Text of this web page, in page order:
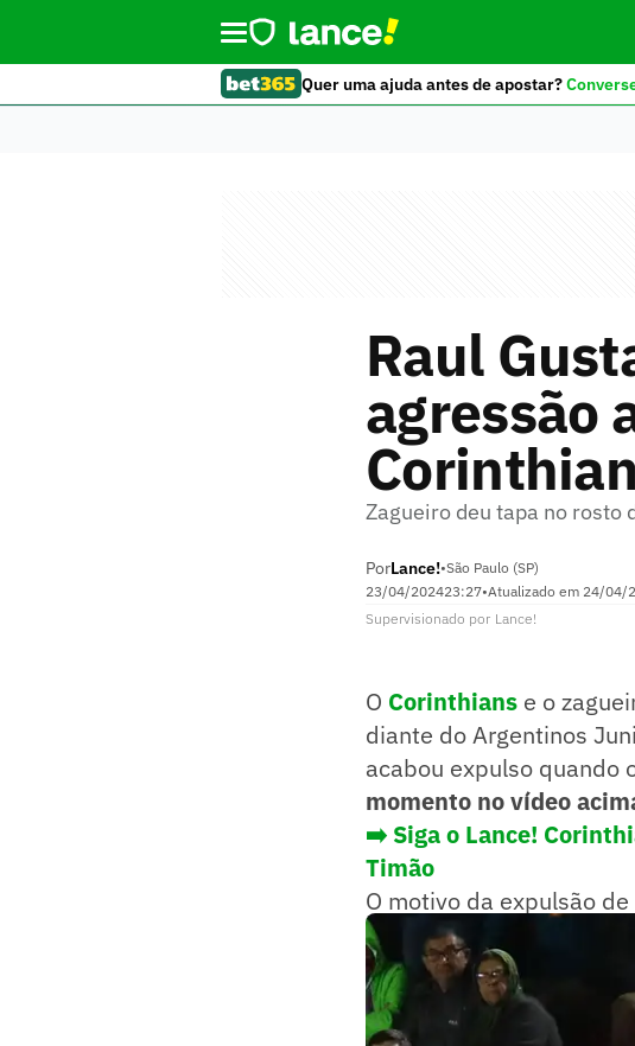
Quer uma ajuda antes de apostar?
Raul
agressão
Zagueiro deu tapa no rosto
PorLance!•São Paulo (SP)
23/04/202423:27•Atualizado em 24/04/
Supervisionado por Lance!
O Corinthians e o
diante do Argentinos
acabou expulso quando
momento no vídeo
➡️ Siga o Lance!
Timão
O motivo da expulsão
agressão ao bandeira.